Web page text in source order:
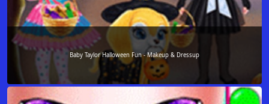
Baby Taylor Halloween Fun - Makeup & Dressup